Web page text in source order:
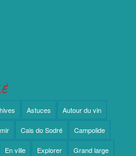
Astuces Autour du vin
Cais do Sodré Campolide
En ville Explorer Grand large